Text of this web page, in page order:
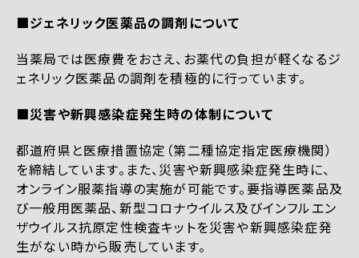
■ジェネリック医薬品の調剤について
当薬局では医療費をおさえ、お薬代の負担が軽くなるジ
ェネリック医薬品の調剤を積極的に行っています。
■災害や新興感染症発生時の体制について
都道府県と医療措置協定（第二種協定指定医療機関）
を締結しています。また、災害や新興感染症発生時に、
オンライン服薬指導の実施が可能です。要指導医薬品及
び一般用医薬品、新型コロナウイルス及びインフルエン
ザウイルス抗原定性検査キットを災害や新興感染症発
生がない時から販売しています。